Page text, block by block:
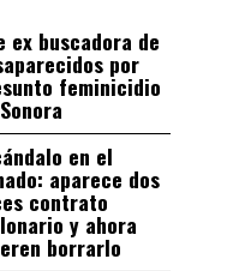
ex buscadora de
por
feminicidio
en el
aparece dos
contrato
y ahora
borrarlo